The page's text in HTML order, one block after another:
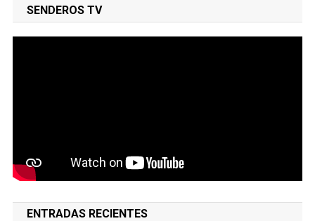
SENDEROS TV
ENTRADAS RECIENTES